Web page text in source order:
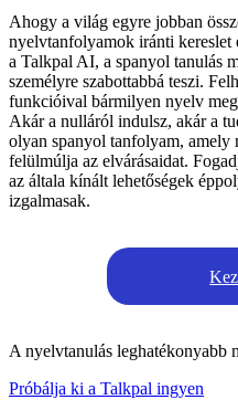
Ahogy a világ egyre jobban
nyelvtanfolyamok iránti
a Talkpal AI, a spanyol tanulás
személyre szabottabbá teszi.
funkcióival bármilyen nyelv
Akár a nulláról indulsz, akár a
olyan spanyol tanfolyam, amely
felülmúlja az elvárásaidat.
az általa kínált lehetőségek
izgalmasak.
A nyelvtanulás leghatékonyabb
Próbálja ki a Talkpal ingyen